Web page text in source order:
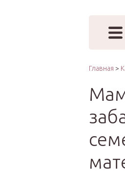
Главная >